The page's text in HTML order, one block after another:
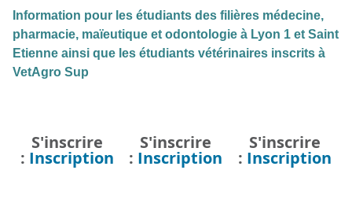
Information pour les étudiants des filières médecine,
pharmacie, maïeutique et odontologie à Lyon 1 et Saint
Etienne ainsi que les étudiants vétérinaires inscrits à
VetAgro Sup
S'inscrire
: Inscription
S'inscrire
: Inscription
S'inscrire
: Inscription